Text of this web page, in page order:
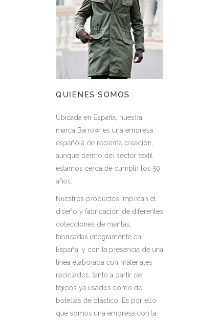
QUIENES SOMOS
Ubicada en España, nuestra
marca Barrow, es una empresa
española de reciente creación,
aunque dentro del sector textil
estamos cerca de cumplir los 50
años.
Nuestros productos implican el
diseño y fabricación de diferentes
colecciones de mantas,
fabricadas íntegramente en
España, y con la presencia de una
línea elaborada con materiales
reciclados, tanto a partir de
tejidos ya usados como de
botellas de plástico. Es por ello
que somos una empresa con la